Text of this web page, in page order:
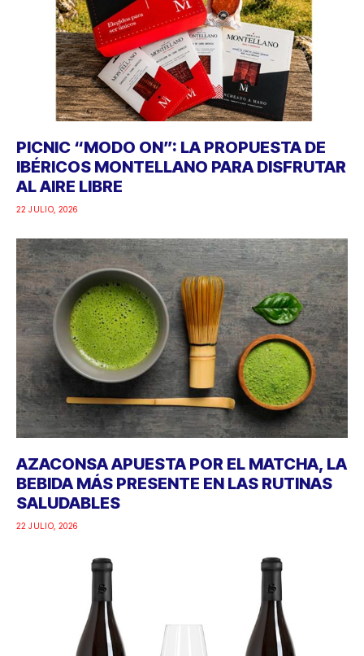
PICNIC “MODO ON”: LA PROPUESTA DE
IBÉRICOS MONTELLANO PARA DISFRUTAR
AL AIRE LIBRE
22 JULIO, 2026
AZACONSA APUESTA POR EL MATCHA, LA
BEBIDA MÁS PRESENTE EN LAS RUTINAS
SALUDABLES
22 JULIO, 2026